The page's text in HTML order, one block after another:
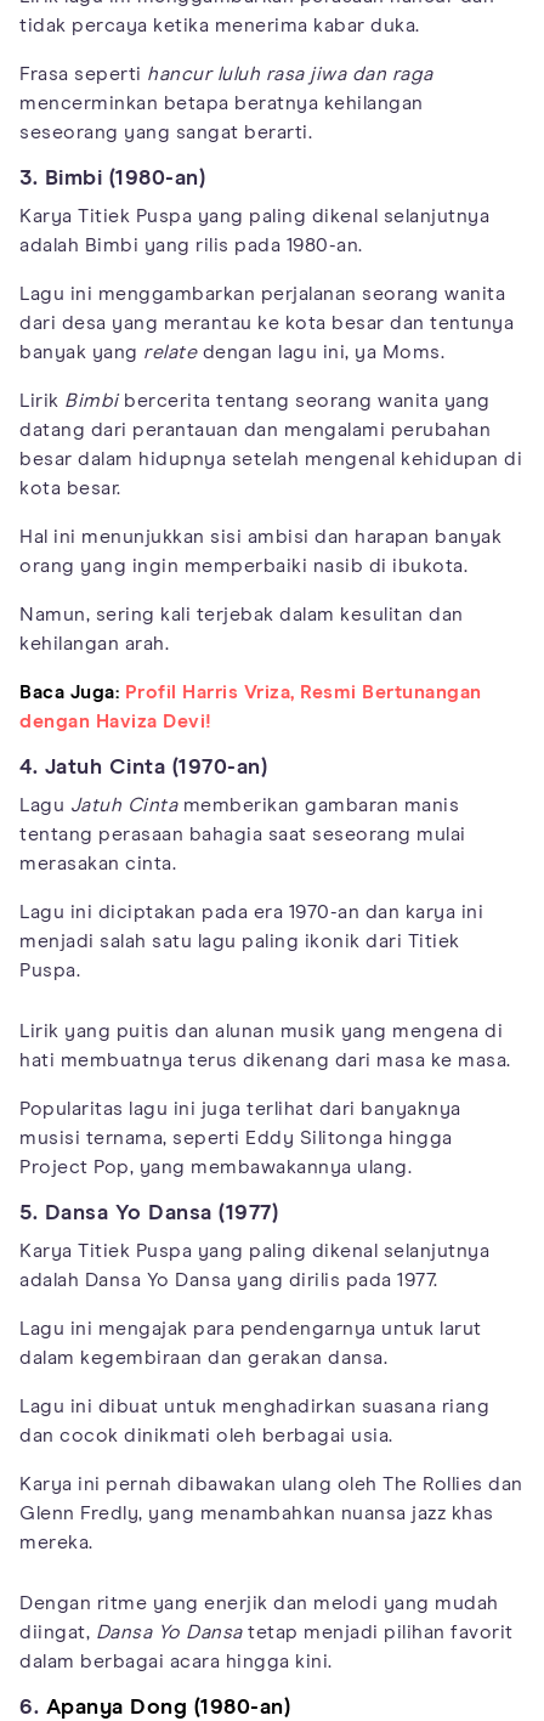
tidak percaya ketika menerima kabar duka.
Frasa seperti hancur luluh rasa jiwa dan raga
mencerminkan betapa beratnya kehilangan
seseorang yang sangat berarti.
3. Bimbi (1980-an)
Karya Titiek Puspa yang paling dikenal selanjutnya
adalah Bimbi yang rilis pada 1980-an.
Lagu ini menggambarkan perjalanan seorang wanita
dari desa yang merantau ke kota besar dan tentunya
banyak yang relatedengan lagu ini, ya Moms.
Lirik Bimbibercerita tentang seorang wanita yang
datang dari perantauan dan mengalami perubahan
besar dalam hidupnya setelah mengenal kehidupan di
kota besar.
Hal ini menunjukkan sisi ambisi dan harapan banyak
orang yang ingin memperbaiki nasib di ibukota.
Namun, sering kali terjebak dalam kesulitan dan
kehilangan arah.
Baca Juga: Profil Harris Vriza, Resmi Bertunangan
dengan Haviza Devi!
4. Jatuh Cinta (1970-an)
Lagu Jatuh Cintamemberikan gambaran manis
tentang perasaan bahagia saat seseorang mulai
merasakan cinta.
Lagu ini diciptakan pada era 1970-an dan karya ini
menjadi salah satu lagu paling ikonik dari Titiek
Puspa.
Lirik yang puitis dan alunan musik yang mengena di
hati membuatnya terus dikenang dari masa ke masa.
Popularitas lagu ini juga terlihat dari banyaknya
musisi ternama, seperti Eddy Silitonga hingga
Project Pop, yang membawakannya ulang.
5. Dansa Yo Dansa (1977)
Karya Titiek Puspa yang paling dikenal selanjutnya
adalah Dansa Yo Dansa yang dirilis pada 1977.
Lagu ini mengajak para pendengarnya untuk larut
dalam kegembiraan dan gerakan dansa.
Lagu ini dibuat untuk menghadirkan suasana riang
dan cocok dinikmati oleh berbagai usia.
Karya ini pernah dibawakan ulang oleh The Rollies dan
Glenn Fredly, yang menambahkan nuansa jazz khas
mereka.
Dengan ritme yang enerjik dan melodi yang mudah
diingat, Dansa Yo Dansatetap menjadi pilihan favorit
dalam berbagai acara hingga kini.
6. Apanya Dong (1980-an)